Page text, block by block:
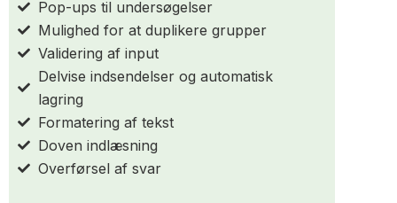
Pop-ups til undersøgelser
Mulighed for at duplikere grupper
Validering af input
Delvise indsendelser og automatisk
lagring
Formatering af tekst
Doven indlæsning
Overførsel af svar